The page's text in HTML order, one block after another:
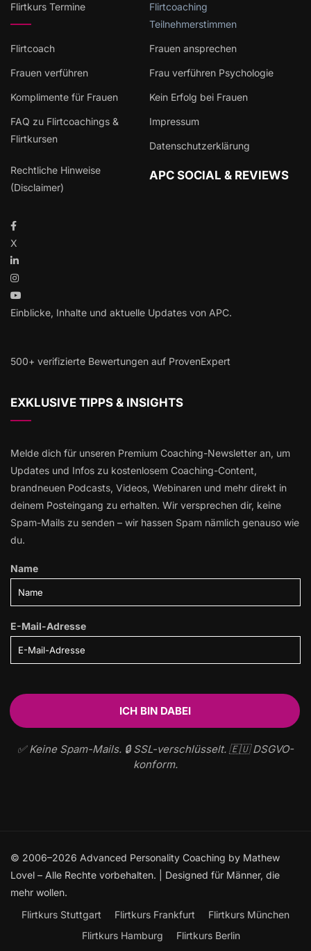
Flirtkurs Termine
Flirtcoaching
Teilnehmerstimmen
Flirtcoach Frauen ansprechen
Frauen verführen Frau verführen Psychologie
Komplimente für Frauen Kein Erfolg bei Frauen
FAQ zu Flirtcoachings &
Flirtkursen
Impressum
Datenschutzerklärung
Rechtliche Hinweise
(Disclaimer)
APC SOCIAL & REVIEWS
X
Einblicke, Inhalte und aktuelle Updates von APC.
500+ verifizierte Bewertungen auf ProvenExpert
EXKLUSIVE TIPPS & INSIGHTS
Melde dich für unseren Premium Coaching-Newsletter an, um
Updates und Infos zu kostenlosem Coaching-Content,
brandneuen Podcasts, Videos, Webinaren und mehr direkt in
deinem Posteingang zu erhalten. Wir versprechen dir, keine
Spam-Mails zu senden – wir hassen Spam nämlich genauso wie
du.
Name
E-Mail-Adresse
✅ Keine Spam-Mails. 🔒 SSL-verschlüsselt. 🇪🇺 DSGVO-
konform.
© 2006–2026 Advanced Personality Coaching by Mathew
Lovel – Alle Rechte vorbehalten. | Designed für Männer, die
mehr wollen.
Flirtkurs Stuttgart
Flirtkurs Frankfurt
Flirtkurs München
Flirtkurs Hamburg
Flirtkurs Berlin